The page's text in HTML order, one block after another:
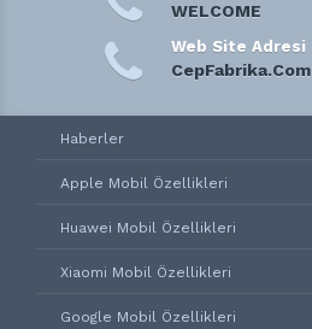
WELCOME
Web Site Adresi
CepFabrika.Com
Haberler
Apple Mobil Özellikleri
Huawei Mobil Özellikleri
Xiaomi Mobil Özellikleri
Google Mobil Özellikleri